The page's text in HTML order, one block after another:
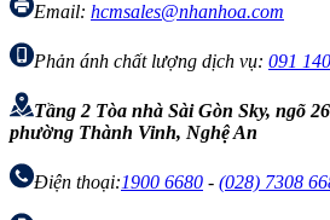
Email: hcmsales@nhanhoa.com
Phản ánh chất lượng dịch vụ: 091
Tầng 2 Tòa nhà Sài Gòn Sky, ngõ
phường Thành Vinh, Nghệ An
Điện thoại:1900 6680 - (028) 7308